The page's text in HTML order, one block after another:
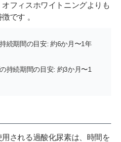
フィスホワイトニングよりも
です 。
続期間の目安: 約6か月〜1年
持続期間の目安: 約3か月〜1
される過酸化尿素は、時間を